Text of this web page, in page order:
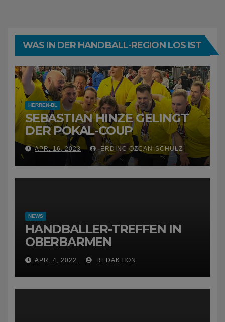
WAS IN DER HANDBALL-REGION LOS IST
HERREN-BL
SEBASTIAN HINZE GELINGT
DER POKAL-COUP
APR. 16, 2023 ERDINC ÖZCAN-SCHULZ
NEWS
HANDBALLER-TREFFEN IN
OBERBARMEN
APR. 4, 2022 REDAKTION